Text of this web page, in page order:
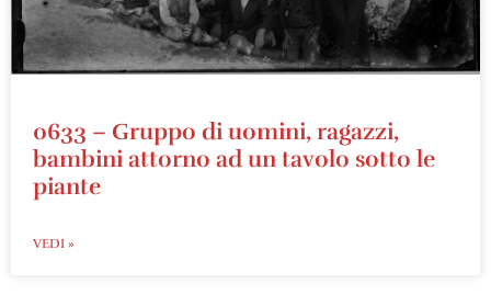
0633 – Gruppo di uomini, ragazzi,
bambini attorno ad un tavolo sotto le
piante
VEDI »